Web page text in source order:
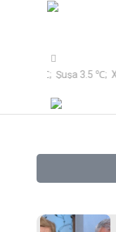
9.2 ℃; Şuşa 3.5 ℃;